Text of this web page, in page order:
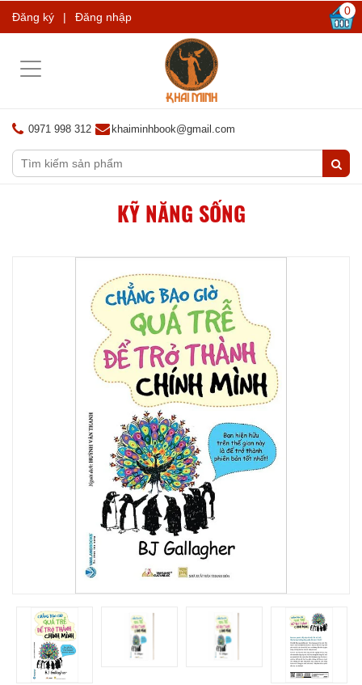
Đăng ký | Đăng nhập 0
Toggle
0971 998 312 khaiminhbook@gmail.com
KỸ NĂNG SỐNG